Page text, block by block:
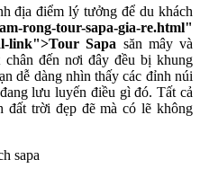
địa điểm lý tưởng để du khách
rong-tour-sapa-gia-re.html"
link">Tour Sapa săn mây và
đến nơi đây đều bị khung
dễ dàng nhìn thấy các đỉnh núi
lưu luyến điều gì đó. Tất cả
đất trời đẹp đẽ mà có lẽ không